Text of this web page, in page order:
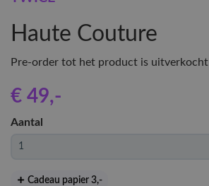
Haute Couture
Pre-order tot het product is uitverkocht
€ 49,-
Aantal
Cadeau papier 3,-